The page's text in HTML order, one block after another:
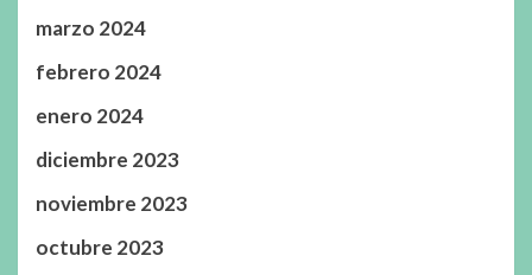
marzo 2024
febrero 2024
enero 2024
diciembre 2023
noviembre 2023
octubre 2023